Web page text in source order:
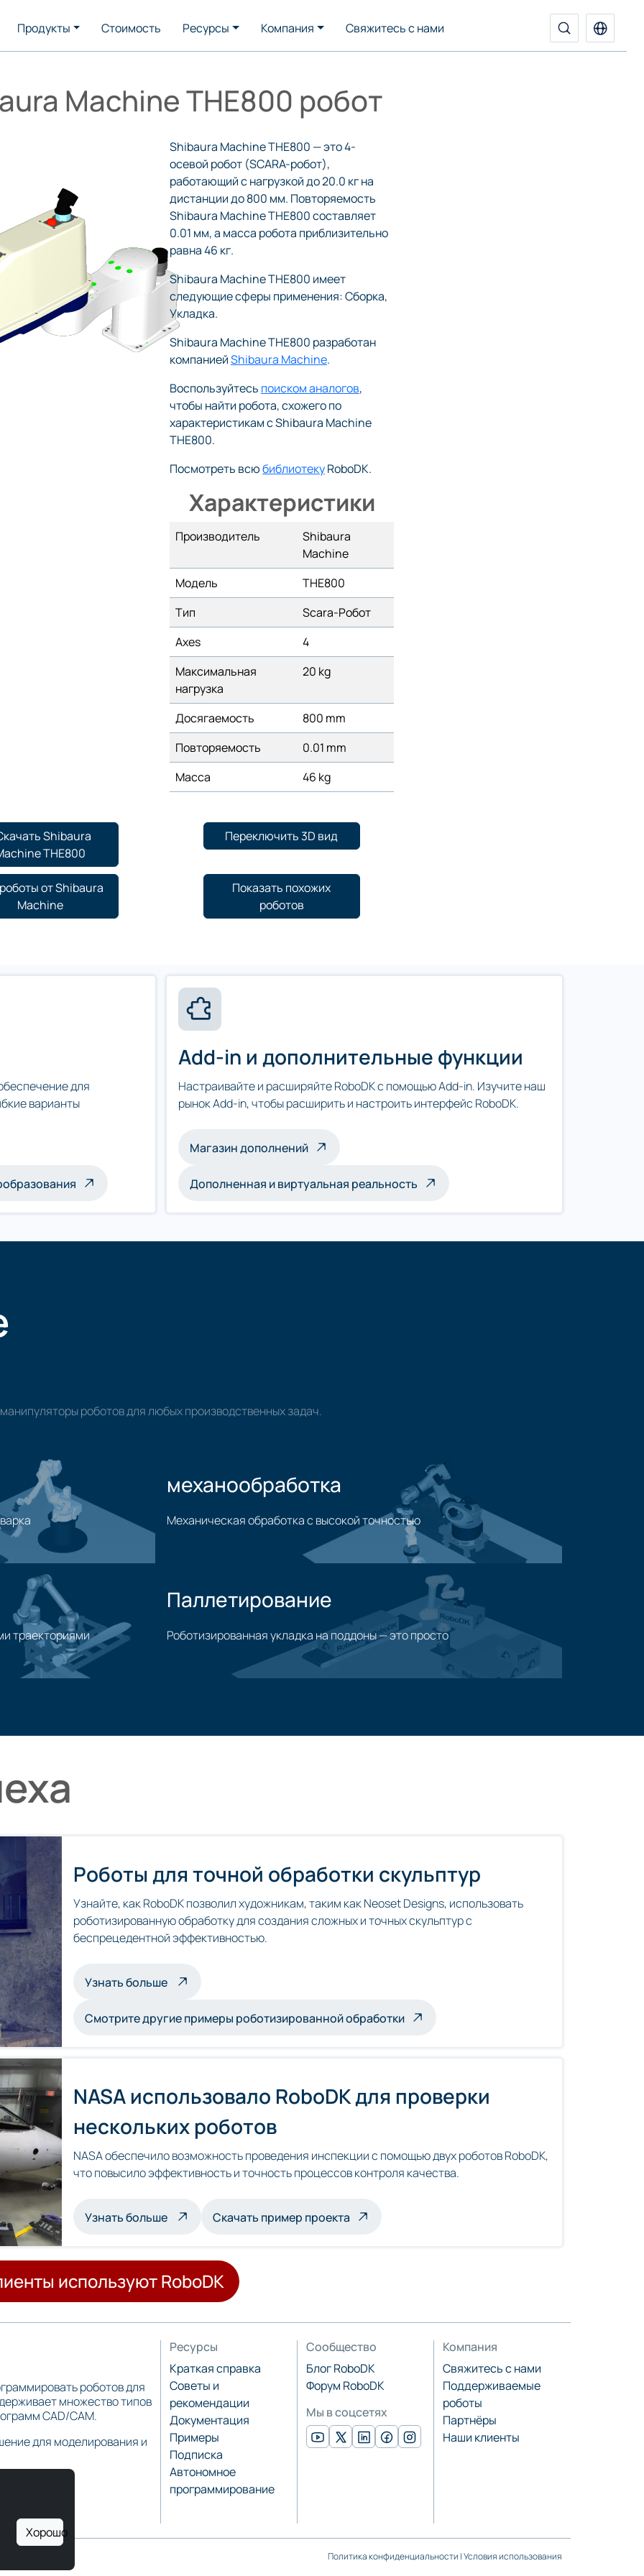
Продукты Стоимость Ресурсы Компания Свяжитесь с нами
Machine THE800 робот
Shibaura Machine THE800 — это 4-
осевой робот (SCARA-робот),
работающий с нагрузкой до 20.0 кг на
дистанции до 800 мм. Повторяемость
Shibaura Machine THE800 составляет
0.01 мм, а масса робота приблизительно
равна 46 кг.
Shibaura Machine THE800 имеет
следующие сферы применения: Сборка,
Укладка.
Shibaura Machine THE800 разработан
компаниейShibaura Machine.
Воспользуйтесь поиском аналогов,
чтобы найти робота, схожего по
характеристикам с Shibaura Machine
THE800.
Посмотреть всюбиблиотекуRoboDK.
Характеристики
Производитель
Shibaura
Machine
Модель
THE800
Тип
Scara-Робот
Axes
4
Максимальная
нагрузка
20 kg
Досягаемость
800 mm
Повторяемость
0.01 mm
Масса
46 kg
Shibaura
THE800
Переключить 3D вид
от Shibaura
Machine
Показать похожих
роботов
для
варианты
Add-in и дополнительные функции
Настраивайте и расширяйте RoboDK с помощью Add-in. Изучите наш
рынок Add-in, чтобы расширить и настроить интерфейс RoboDK.
Магазин дополнений
Дополненная и виртуальная реальность
роботов для любых производственных задач.
механообработка
Механическая обработка с высокой точностью
Применение механической обработки
траекториями
Паллетирование
Роботизированная укладка на поддоны — это просто
Применение паллетирования
Роботы для точной обработки скульптур
Узнайте, как RoboDK позволил художникам, таким как Neoset Designs, использовать
роботизированную обработку для создания сложных и точных скульптур с
беспрецедентной эффективностью.
Узнать большео скульптурах, обрабатываемых роботами
Смотрите другие примеры роботизированной обработки
NASA использовало RoboDK для проверки
нескольких роботов
NASA обеспечило возможность проведения инспекции с помощью двух роботов RoboDK,
что повысило эффективность и точность процессов контроля качества.
Узнать большео мультироботизированной инспекции
Скачать пример проекта
используют RoboDK
роботов для
множество типов
CAD/CAM.
для моделирования и
Ресурсы
Краткая справка
Советы и
рекомендации
Документация
Примеры
Подписка
Автономное
программирование
Сообщество
Блог RoboDK
Форум RoboDK
Мы в соцсетях
Компания
Свяжитесь с нами
Поддерживаемые
роботы
Партнёры
Наши клиенты
Политика конфиденциальности |Условия использования
Хорошо